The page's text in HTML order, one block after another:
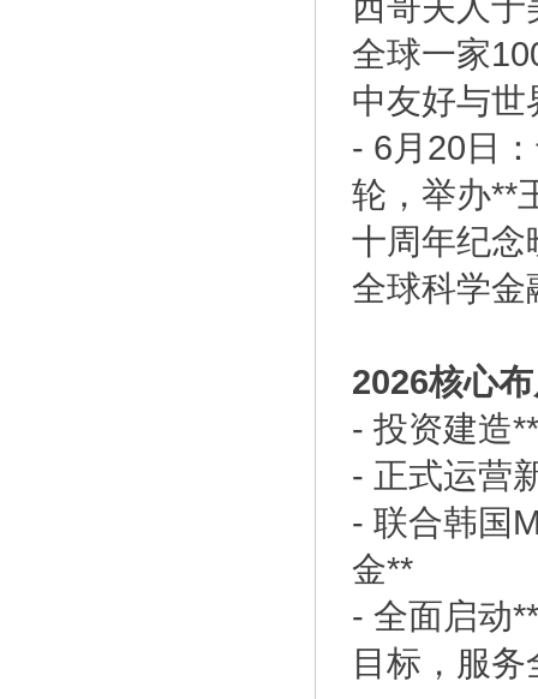
全球一家
中友好与
- 6月20日
轮，举办**
十周年纪念
全球科学
2026核心
- 投资建造
- 正式运营
- 联合韩国
金**
- 全面启动
目标，服